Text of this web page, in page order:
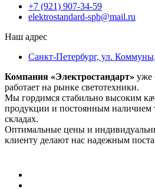
+7 (921) 907-34-59
elektrostandard-spb@mail.ru
Наш адрес
Санкт-Петербург, ул.
Компания «Электростандарт» уже
работает на рынке светотехники.
Мы гордимся стабильно высоким
продукции и постоянным наличием
складах.
Оптимальные цены и
клиенту делают нас надежным